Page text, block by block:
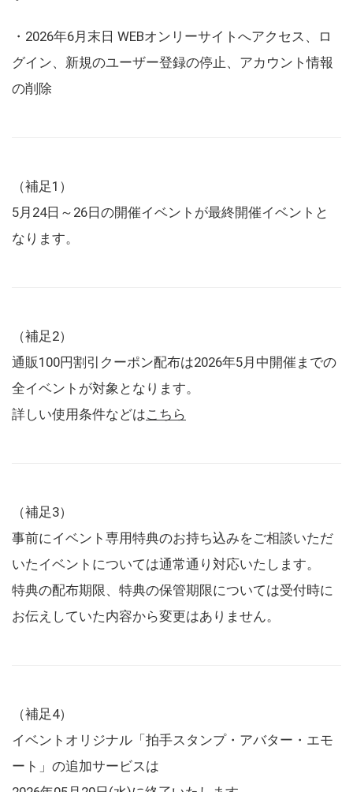
・2026年6月末日 WEBオンリーサイトへアクセス、ロ
グイン、新規のユーザー登録の停止、アカウント情報
の削除
（補足1）
5月24日～26日の開催イベントが最終開催イベントと
なります。
（補足2）
通販100円割引クーポン配布は2026年5月中開催までの
全イベントが対象となります。
詳しい使用条件などはこちら
（補足3）
事前にイベント専用特典のお持ち込みをご相談いただ
いたイベントについては通常通り対応いたします。
特典の配布期限、特典の保管期限については受付時に
お伝えしていた内容から変更はありません。
（補足4）
イベントオリジナル「拍手スタンプ・アバター・エモ
ート」の追加サービスは